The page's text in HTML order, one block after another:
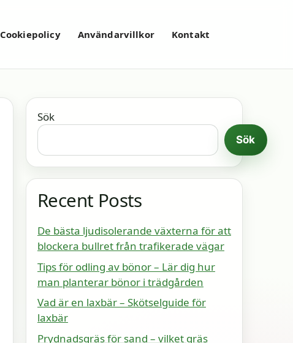
Cookiepolicy Användarvillkor Kontakt
Sök
Sök
Recent Posts
De bästa ljudisolerande växterna för att
blockera bullret från trafikerade vägar
Tips för odling av bönor – Lär dig hur
man planterar bönor i trädgården
Vad är en laxbär – Skötselguide för
laxbär
Prydnadsgräs för sand – vilket gräs